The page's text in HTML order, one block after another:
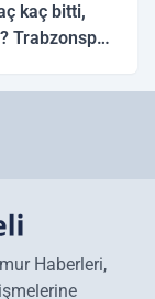
kaç bitti,
Trabzonspor
Haberleri,